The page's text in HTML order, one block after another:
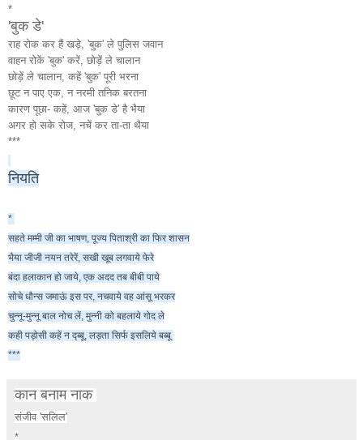
*
'बुक डे'
राह रोक कर हैं खड़े, 'बुक' ले पुलिस जवान
वाहन रोकें 'बुक' करें, छोड़ें ले चालान
छोड़ें ले चालान, कहें 'बुक' पूरी भरना
छूट न पाए एक, न नरमी तनिक बरतना
कारण पूछा- कहें, आज 'बुक डे' है भैया
अगर हो सके रोज, नचें कर ता-ता थैया
***
नियति
*
सहते मम्मी जी का भाषण, पूज्य पिताश्री का फिर शासन
भैया जीजी नयन तरेरें, सखी खूब लगवाये फेरे
बंदा हलाकान हो जाये, एक अदद तब बीबी पाये
सोचे धौन्स जमाऊं इस पर, नचवाये वह आंसू भरकर
चुन्नू-मुन्नू बाल नोच लें, मुन्नी को बहलाये गोद ले
कही पड़ोसी कहें न द्ब्बू, लड़ता सिर्फ इसलिये बब्बू
***
कान बनाम नाक
संजीव 'सलिल'
*